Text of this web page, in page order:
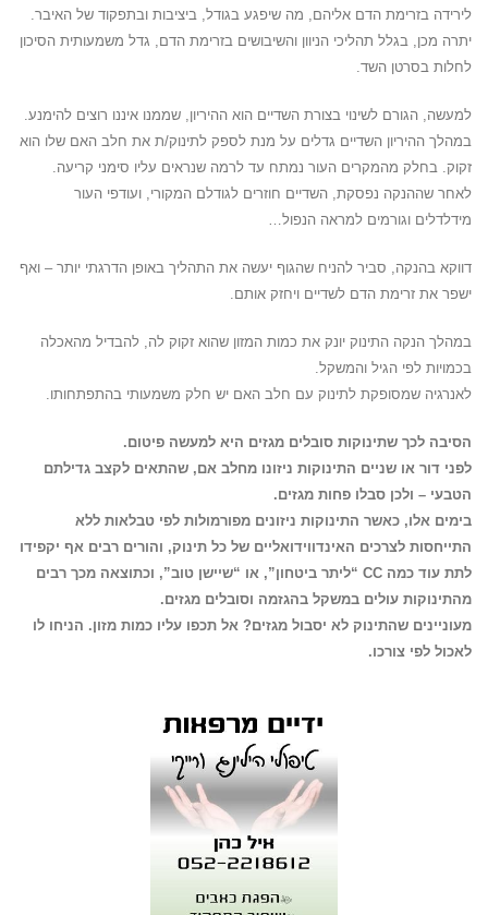
לירידה בזרימת הדם אליהם, מה שיפגע בגודל, ביציבות ובתפקוד של האיבר.
יתרה מכן, בגלל תהליכי הניוון והשיבושים בזרימת הדם, גדל משמעותית הסיכון
לחלות בסרטן השד.
למעשה, הגורם לשינוי בצורת השדיים הוא ההיריון, שממנו איננו רוצים להימנע.
במהלך ההיריון השדיים גדלים על מנת לספק לתינוק/ת את חלב האם שלו הוא
זקוק. בחלק מהמקרים העור נמתח עד לרמה שנראים עליו סימני קריעה.
לאחר שההנקה נפסקת, השדיים חוזרים לגודלם המקורי, ועודפי העור
מידלדלים וגורמים למראה הנפול…
דווקא בהנקה, סביר להניח שהגוף יעשה את התהליך באופן הדרגתי יותר – ואף
ישפר את זרימת הדם לשדיים ויחזק אותם.
במהלך הנקה התינוק יונק את כמות המזון שהוא זקוק לה, להבדיל מהאכלה
בכמויות לפי הגיל והמשקל.
לאנרגיה שמסופקת לתינוק עם חלב האם יש חלק משמעותי בהתפתחותו.
הסיבה לכך שתינוקות סובלים מגזים היא למעשה פיטום.
לפני דור או שניים התינוקות ניזונו מחלב אם, שהתאים לקצב גדילתם
הטבעי – ולכן סבלו פחות מגזים.
בימים אלו, כאשר התינוקות ניזונים מפורמולות לפי טבלאות ללא
התייחסות לצרכים האינדווידואליים של כל תינוק, והורים רבים אף יקפידו
לתת עוד כמה CC “ליתר ביטחון”, או “שיישן טוב”, וכתוצאה מכך רבים
מהתינוקות עולים במשקל בהגזמה וסובלים מגזים.
מעוניינים שהתינוק לא יסבול מגזים? אל תכפו עליו כמות מזון. הניחו לו
לאכול לפי צורכו.